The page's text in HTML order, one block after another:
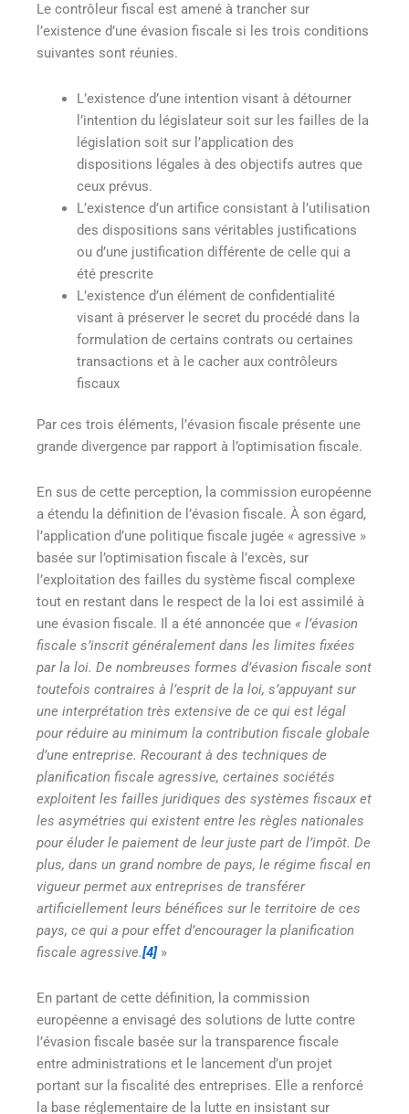
Le contrôleur fiscal est amené à trancher sur
l’existence d’une évasion fiscale si les trois conditions
suivantes sont réunies.
L’existence d’une intention visant à détourner
l’intention du législateur soit sur les failles de la
législation soit sur l’application des
dispositions légales à des objectifs autres que
ceux prévus.
L’existence d’un artifice consistant à l’utilisation
des dispositions sans véritables justifications
ou d’une justification différente de celle qui a
été prescrite
L’existence d’un élément de confidentialité
visant à préserver le secret du procédé dans la
formulation de certains contrats ou certaines
transactions et à le cacher aux contrôleurs
fiscaux
Par ces trois éléments, l’évasion fiscale présente une
grande divergence par rapport à l’optimisation fiscale.
En sus de cette perception, la commission européenne
a étendu la définition de l’évasion fiscale. À son égard,
l’application d’une politique fiscale jugée « agressive »
basée sur l’optimisation fiscale à l’excès, sur
l’exploitation des failles du système fiscal complexe
tout en restant dans le respect de la loi est assimilé à
une évasion fiscale. Il a été annoncée que « l’évasion
fiscale s’inscrit généralement dans les limites fixées
par la loi. De nombreuses formes d’évasion fiscale sont
toutefois contraires à l’esprit de la loi, s’appuyant sur
une interprétation très extensive de ce qui est légal
pour réduire au minimum la contribution fiscale globale
d’une entreprise. Recourant à des techniques de
planification fiscale agressive, certaines sociétés
exploitent les failles juridiques des systèmes fiscaux et
les asymétries qui existent entre les règles nationales
pour éluder le paiement de leur juste part de l’impôt. De
plus, dans un grand nombre de pays, le régime fiscal en
vigueur permet aux entreprises de transférer
artificiellement leurs bénéfices sur le territoire de ces
pays, ce qui a pour effet d’encourager la planification
fiscale agressive.[4] »
En partant de cette définition, la commission
européenne a envisagé des solutions de lutte contre
l’évasion fiscale basée sur la transparence fiscale
entre administrations et le lancement d’un projet
portant sur la fiscalité des entreprises. Elle a renforcé
la base réglementaire de la lutte en insistant sur